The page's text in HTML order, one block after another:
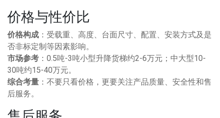
价格与性价比
价格构成 ：受载重、高度、台面尺寸、配置、安装方式及是
否非标定制等因素影响。
市场参考 ：0.5吨-3吨小型升降货梯约2-6万元；中大型10-
30吨约15-40万元。
综合考量 ：不要只看价格，更要关注产品质量、安全性和售
后服务。